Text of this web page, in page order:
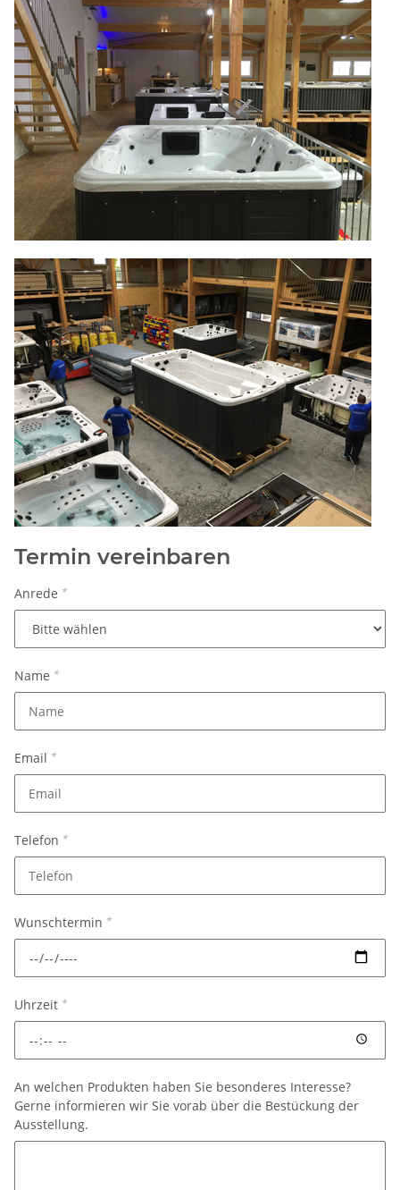
Termin vereinbaren
Anrede *
Name *
Email *
Telefon *
Wunschtermin *
Uhrzeit *
An welchen Produkten haben Sie besonderes Interesse?
Gerne informieren wir Sie vorab über die Bestückung der
Ausstellung.